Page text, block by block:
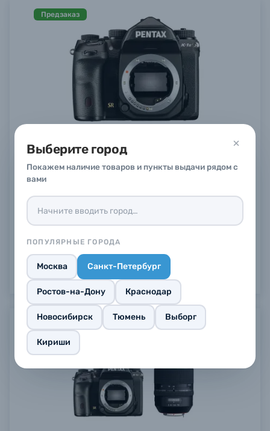
Выберите город
Покажем наличие товаров и пункты выдачи рядом с
вами
ПОПУЛЯРНЫЕ ГОРОДА
Москва Санкт-Петербург
Ростов-на-Дону Краснодар
Новосибирск Тюмень Выборг
Кириши
Предзаказ
Зеркальный фотоаппарат Pentax K-1 Mark II
Body, черный
Предзаказ
Предзаказ